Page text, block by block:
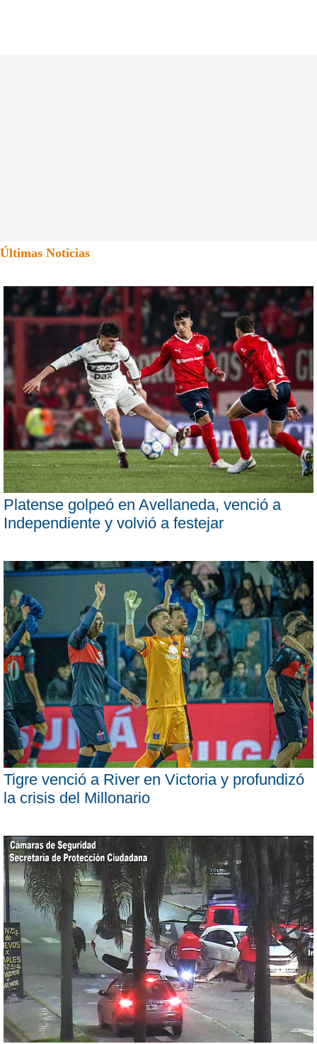
Últimas Noticias
Platense golpeó en Avellaneda, venció a
Independiente y volvió a festejar
Tigre venció a River en Victoria y profundizó
la crisis del Millonario